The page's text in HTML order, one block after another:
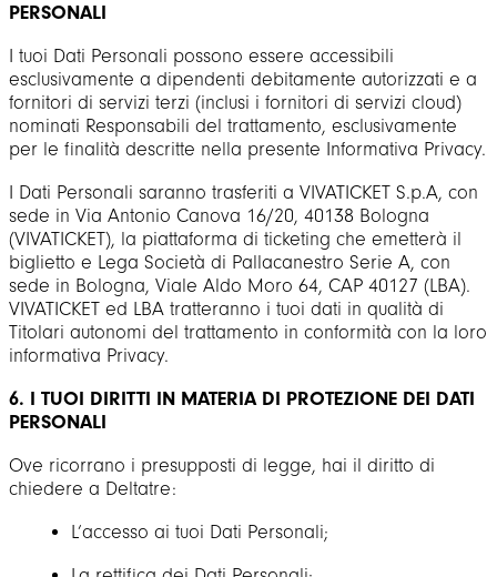
PERSONALI
I tuoi Dati Personali possono essere accessibili
esclusivamente a dipendenti debitamente autorizzati e a
fornitori di servizi terzi (inclusi i fornitori di servizi cloud)
nominati Responsabili del trattamento, esclusivamente
per le finalità descritte nella presente Informativa Privacy.
I Dati Personali saranno trasferiti a VIVATICKET S.p.A, con
sede in Via Antonio Canova 16/20, 40138 Bologna
(VIVATICKET), la piattaforma di ticketing che emetterà il
biglietto e Lega Società di Pallacanestro Serie A, con
sede in Bologna, Viale Aldo Moro 64, CAP 40127 (LBA).
VIVATICKET ed LBA tratteranno i tuoi dati in qualità di
Titolari autonomi del trattamento in conformità con la loro
informativa Privacy.
6. I TUOI DIRITTI IN MATERIA DI PROTEZIONE DEI DATI
PERSONALI
Ove ricorrano i presupposti di legge, hai il diritto di
chiedere a Deltatre:
L’accesso ai tuoi Dati Personali;